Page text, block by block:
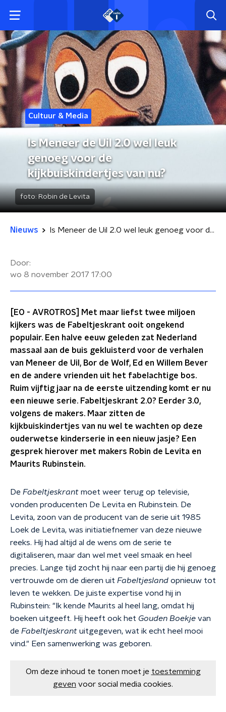
Cultuur & Media
Is Meneer de Uil 2.0 wel leuk
genoeg voor de
kijkbuiskindertjes van nu?
foto: Robin de Levita
Nieuws Is Meneer de Uil 2.0 wel leuk genoeg voor de kijkbuiskindertjes van nu?
Door:
wo 8 november 2017 17:00
[EO - AVROTROS] Met maar liefst twee miljoen
kijkers was de Fabeltjeskrant ooit ongekend
populair. Een halve eeuw geleden zat Nederland
massaal aan de buis gekluisterd voor de verhalen
van Meneer de Uil, Bor de Wolf, Ed en Willem Bever
en de andere vrienden uit het fabelachtige bos.
Ruim vijftig jaar na de eerste uitzending komt er nu
een nieuwe serie. Fabeltjeskrant 2.0? Eerder 3.0,
volgens de makers. Maar zitten de
kijkbuiskindertjes van nu wel te wachten op deze
ouderwetse kinderserie in een nieuw jasje? Een
gesprek hierover met makers Robin de Levita en
Maurits Rubinstein.
De Fabeltjeskrant moet weer terug op televisie,
vonden producenten De Levita en Rubinstein. De
Levita, zoon van de producent van de serie uit 1985
Loek de Levita, was initiatiefnemer van deze nieuwe
reeks. Hij had altijd al de wens om de serie te
digitaliseren, maar dan wel met veel smaak en heel
precies. Lange tijd zocht hij naar een partij die hij genoeg
vertrouwde om de dieren uit Fabeltjesland opnieuw tot
leven te wekken. De juiste expertise vond hij in
Rubinstein: "Ik kende Maurits al heel lang, omdat hij
boeken uitgeeft. Hij heeft ook het Gouden Boekje van
de Fabeltjeskrant uitgegeven, wat ik echt heel mooi
vind." Een samenwerking was geboren.
Om deze inhoud te tonen moet je toestemming
geven voor social media cookies.